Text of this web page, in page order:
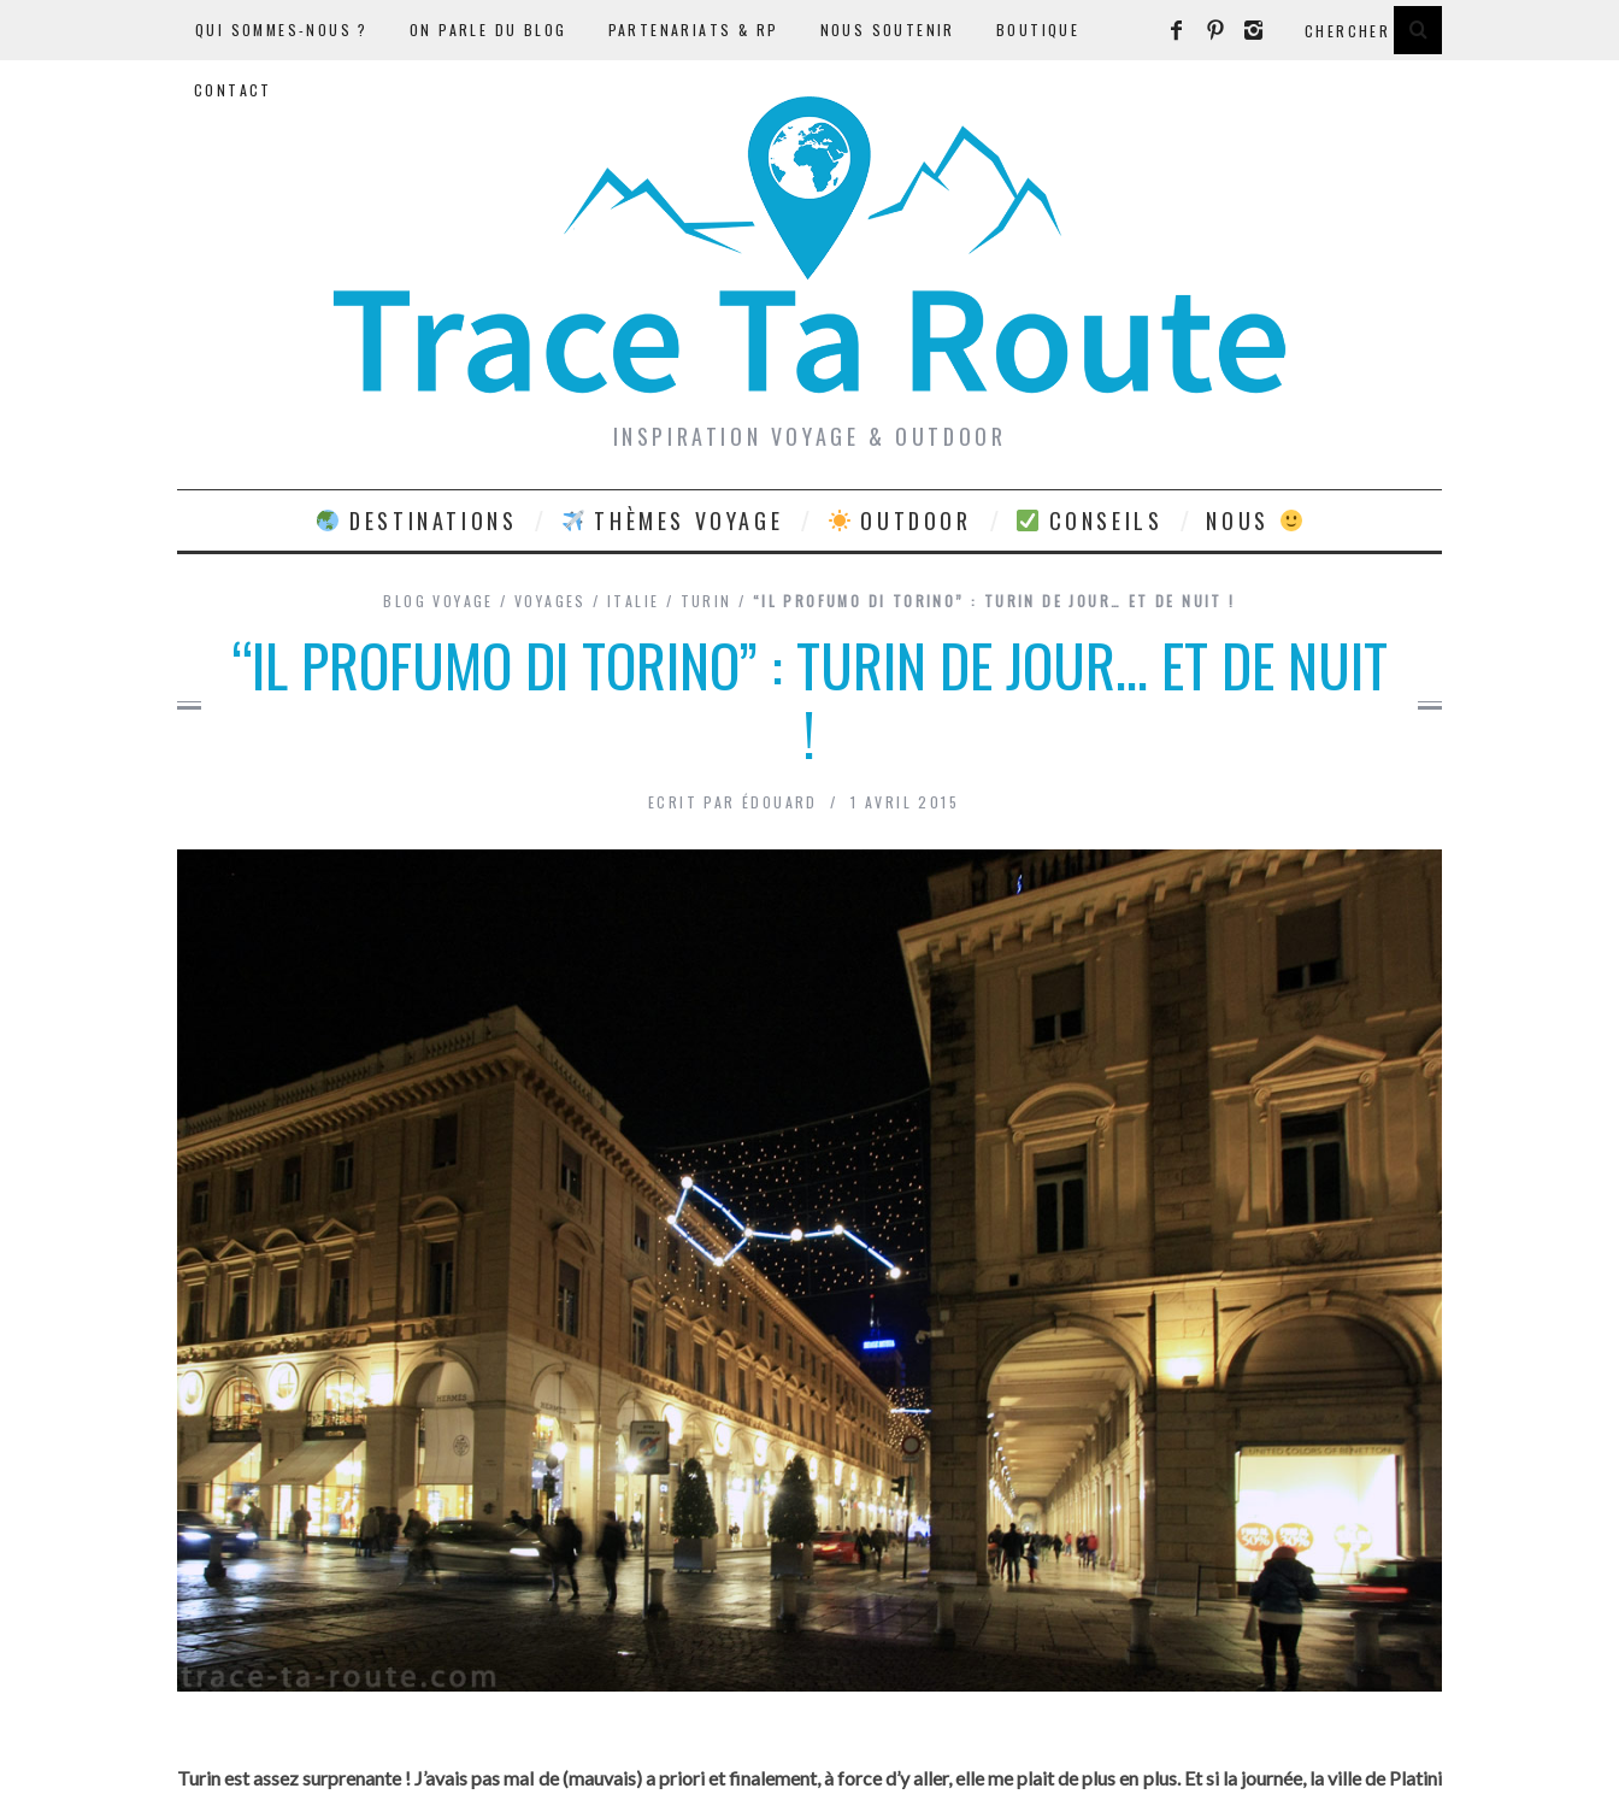
QUI SOMMES-NOUS ? ON PARLE DU BLOG PARTENARIATS & RP NOUS SOUTENIR BOUTIQUE
CONTACT
INSPIRATION VOYAGE & OUTDOOR
DESTINATIONS THÈMES VOYAGE OUTDOOR CONSEILS NOUS
BLOG VOYAGE / VOYAGES / ITALIE / TURIN / “IL PROFUMO DI TORINO” : TURIN DE JOUR… ET DE NUIT !
“IL PROFUMO DI TORINO” : TURIN DE JOUR… ET DE NUIT
!
ECRIT PAR ÉDOUARD 1 AVRIL 2015
Turin est assez surprenante ! J’avais pas mal de (mauvais) a priori et finalement, à force d’y aller, elle me plait de plus en plus. Et si la journée, la ville de Platini